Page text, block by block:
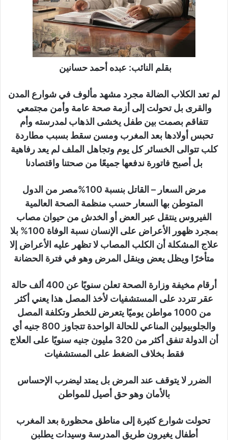
ي
ا
بقلم النائب: عبده أحمد حسانين
لم تعد الكلاب الضالة مجرد مشهد مألوف في شوارع المدن
والقرى بل تحولت إلى أزمة صحة عامة وأمن مجتمعي
تتفاقم بصمت بين طفل يخشى الذهاب لمدرسته وأم
تحبس أولادها بعد المغرب ومسن سقط بسبب مطاردة
كلب تتوالى الخسائر كل يوم وتجاهل الملف لم يعد رفاهية
بل أصبح فاتورة ندفعها جميعًا من صحتنا واقتصادنا
مرض السعار – القاتل بنسبة 100%مصر من الدول
المتوطن بها السعار حسب منظمة الصحة العالمية
الفيروس ينتقل عبر العض أو الخدش من حيوان مصاب
بمجرد ظهور الأعراض على الإنسان نسبة الوفاة 100% بلا
علاج المشكلة أن الكلب المصاب لا تظهر عليه الأعراض إلا
متأخرًا ويظل يعض وينقل المرض وهو في فترة الحضانة
أرقام مخيفة وزارة الصحة تعلن سنويًا عن 400 ألف حالة
عقر تتردد على المستشفيات لأخذ المصل هذا يعني أكثر
من 1000 مواطن يوميًا يتعرض للخطر وتكلفة المصل
والجلوبيولين المناعي للحالة الواحدة تتجاوز 800 جنيه أي
أن الدولة تنفق أكثر من 320 مليون جنيه سنويًا على العلاج
فقط بخلاف الضغط على المستشفيات
الضرر لا يتوقف عند المرض بل يمتد ليضرب الإحساس
بالأمان وهو حق أصيل للمواطن
تحولت شوارع كثيرة إلى مناطق محظورة بعد المغرب
أطفال يغيرون طريق المدرسة وسيدات يطلبن